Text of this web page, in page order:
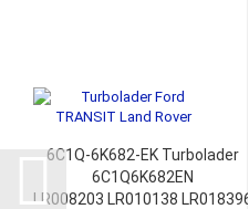
6C1Q-6K682-EK Turbolader
6C1Q6K682EN
LR008203 LR010138 LR018396